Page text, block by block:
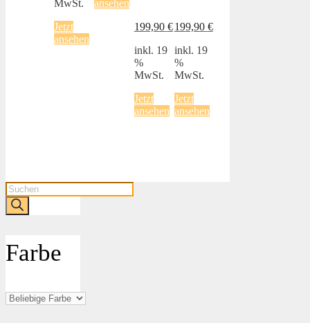
MwSt.
Jetzt
ansehen
ansehen
199,90 €
inkl. 19
%
MwSt.
Jetzt
ansehen
199,90 €
inkl. 19
%
MwSt.
Jetzt
ansehen
Products
search
Farbe